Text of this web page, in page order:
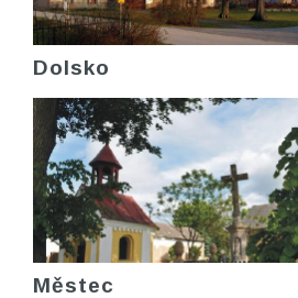
Dolsko
Městec